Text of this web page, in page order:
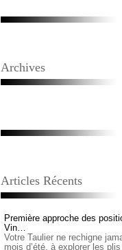
Archives
Articles Récents
Première approche des
Vin…
Votre Taulier ne rechigne
mois d’été, à explorer les